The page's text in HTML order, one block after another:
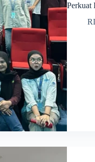
Perkuat